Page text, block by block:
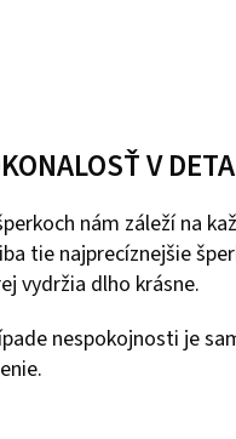
V
nám záleží na
tie najprecíznejšie
vydržia dlho krásne.
nespokojnosti je